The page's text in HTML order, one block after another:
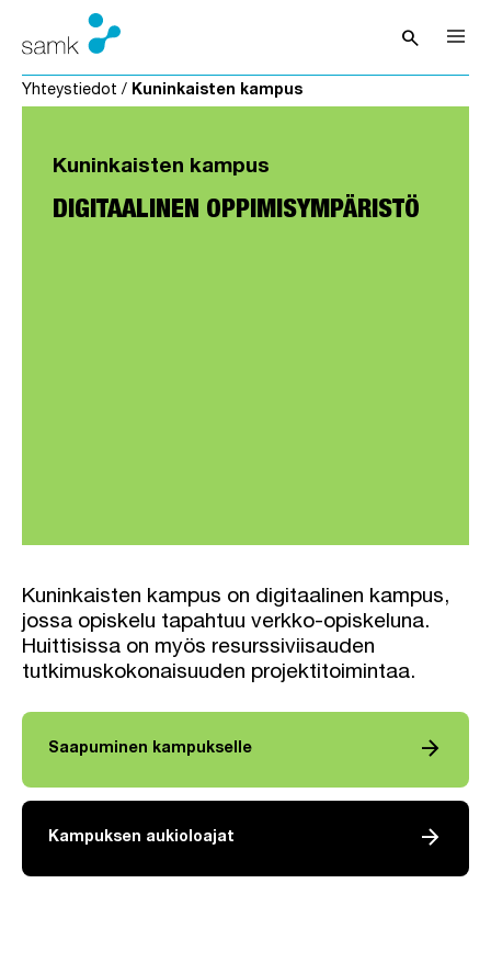
Siirry sisältöön
searchAvaa haku
Yhteystiedot / Kuninkaisten kampus
Kuninkaisten kampus
DIGITAALINEN OPPIMISYMPÄRISTÖ
Kuninkaisten kampus on digitaalinen kampus,
jossa opiskelu tapahtuu verkko-opiskeluna.
Huittisissa on myös resurssiviisauden
tutkimuskokonaisuuden projektitoimintaa.
Saapuminen kampukselle arrow_forward
Kampuksen aukioloajat arrow_forward